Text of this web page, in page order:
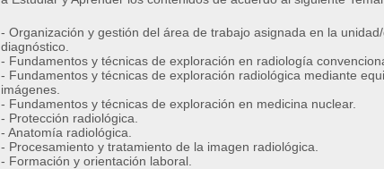
- Organización y gestión del área de trabajo asignada en la
diagnóstico.
- Fundamentos y técnicas de exploración en radiología
- Fundamentos y técnicas de exploración radiológica mediante
imágenes.
- Fundamentos y técnicas de exploración en medicina nuclear.
- Protección radiológica.
- Anatomía radiológica.
- Procesamiento y tratamiento de la imagen radiológica.
- Formación y orientación laboral.